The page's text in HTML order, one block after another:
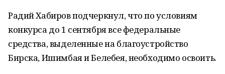
Радий Хабиров подчеркнул, что по условиям
конкурса до 1 сентября все федеральные
средства, выделенные на благоустройство
Бирска, Ишимбая и Белебея, необходимо освоить.